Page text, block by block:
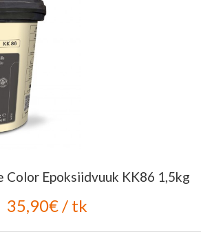
Color Epoksiidvuuk KK86 1,5kg
35,90€ / tk